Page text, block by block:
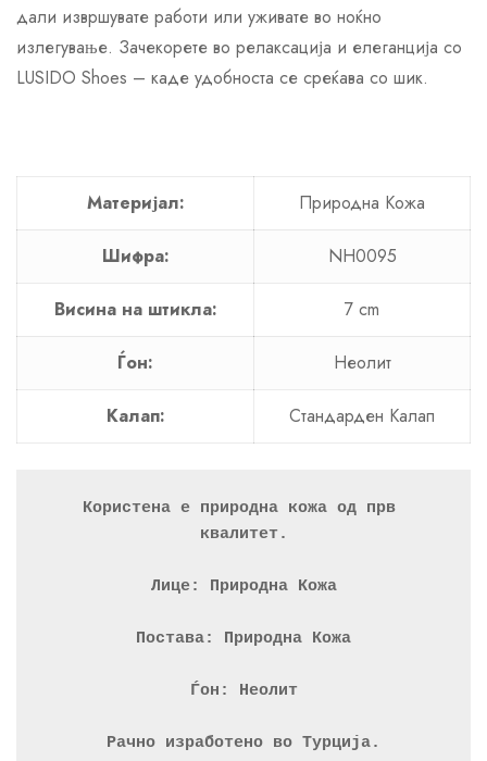
дали извршувате работи или уживате во ноќно
излегување. Зачекорете во релаксација и елеганција со
LUSIDO Shoes – каде удобноста се среќава со шик.
Материјал: Природна Кожа
Шифра: NH0095
Висина на штикла: 7 cm
Ѓон: Неолит
Калап: Стандарден Калап
Користена е природна кожа од прв
квалитет.
Лице: Природна Кожа
Постава: Природна Кожа
Ѓон: Неолит
Рачно изработено во Турција.